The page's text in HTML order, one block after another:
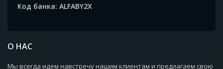
Код банка: ALFABY2X
О НАС
Мы всегда идем навстречу нашим клиентам и предлагаем свою